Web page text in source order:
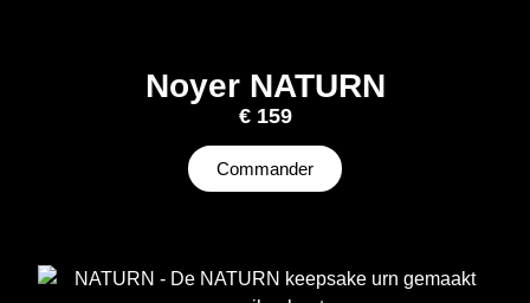
Noyer NATURN
€159
Commander